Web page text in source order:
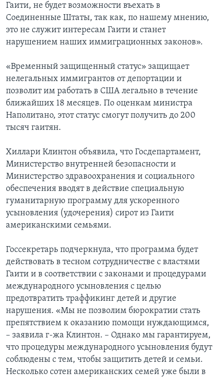
Гаити, не будет возможности въехать в
Соединенные Штаты, так как, по нашему мнению,
это не служит интересам Гаити и станет
нарушением наших иммиграционных законов».
«Временный защищенный статус» защищает
нелегальных иммигрантов от депортации и
позволит им работать в США легально в течение
ближайших 18 месяцев. По оценкам министра
Наполитано, этот статус смогут получить до 200
тысяч гаитян.
Хиллари Клинтон объявила, что Госдепартамент,
Министерство внутренней безопасности и
Министерство здравоохранения и социального
обеспечения вводят в действие специальную
гуманитарную программу для ускоренного
усыновления (удочерения) сирот из Гаити
американскими семьями.
Госсекретарь подчеркнула, что программа будет
действовать в тесном сотрудничестве с властями
Гаити и в соответствии с законами и процедурами
международного усыновления с целью
предотвратить траффикинг детей и другие
нарушения. «Мы не позволим бюрократии стать
препятствием к оказанию помощи нуждающимся,
– заявила г-жа Клинтон. – Однако мы гарантируем,
что процедуры международного усыновления будут
соблюдены с тем, чтобы защитить детей и семьи.
Несколько сотен американских семей уже были в